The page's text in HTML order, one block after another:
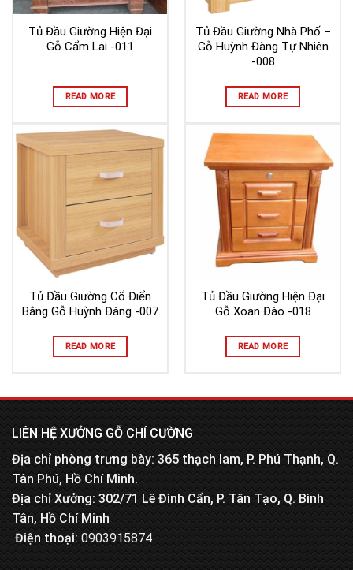
Tủ Đầu Giường Hiện Đại
Gỗ Cẩm Lai -011
READ MORE
Tủ Đầu Giường Nhà Phố –
Gỗ Huỳnh Đàng Tự Nhiên
-008
READ MORE
Tủ Đầu Giường Cổ Điển
Bằng Gỗ Huỳnh Đàng -007
READ MORE
Tủ Đầu Giường Hiện Đại
Gỗ Xoan Đào -018
READ MORE
LIÊN HỆ XƯỞNG GỖ CHÍ CƯỜNG
Địa chỉ phòng trưng bày: 365 thạch lam, P. Phú Thạnh, Q.
Tân Phú, Hồ Chí Minh.
Địa chỉ Xưởng: 302/71 Lê Đình Cẩn, P. Tân Tạo, Q. Bình
Tân, Hồ Chí Minh
Điện thoại:0903915874